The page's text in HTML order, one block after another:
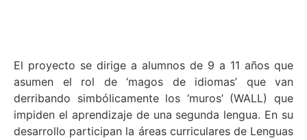
El proyecto se dirige a alumnos de 9 a 11 años que
asumen el rol de ‘magos de idiomas’ que van
derribando simbólicamente los ‘muros’ (WALL) que
impiden el aprendizaje de una segunda lengua. En su
desarrollo participan la áreas curriculares de Lenguas